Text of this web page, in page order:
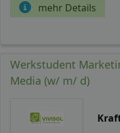
mehr Details
Werkstudent
Media (w/ m/ d)